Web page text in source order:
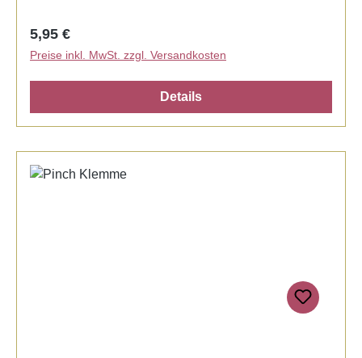
Regulärer Preis:
5,95 €
Preise inkl. MwSt. zzgl. Versandkosten
Details